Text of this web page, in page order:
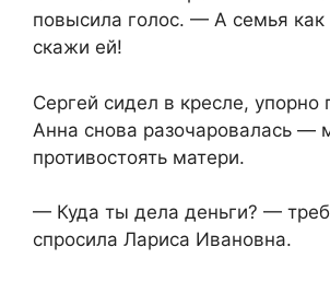
повысила голос. — А семья
скажи ей!
Сергей сидел в кресле, упорно
Анна снова разочаровалась —
противостоять матери.
— Куда ты дела деньги? —
спросила Лариса Ивановна.